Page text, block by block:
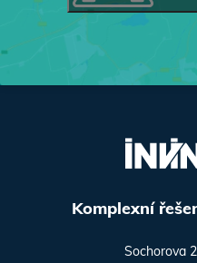
Komplexní
Sochorova